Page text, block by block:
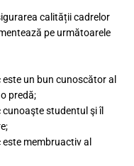
calității cadrelor
pe următoarele
un bun cunoscător al
predă;
studentul şi îl
membruactiv al